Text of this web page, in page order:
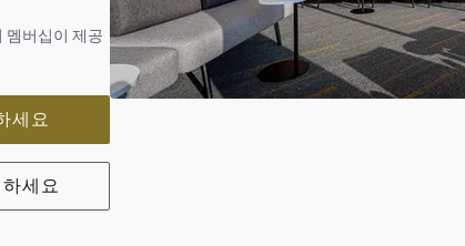
멤버십이 제공
세요
세요